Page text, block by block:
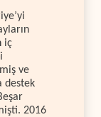
iç
ve
destek
2016